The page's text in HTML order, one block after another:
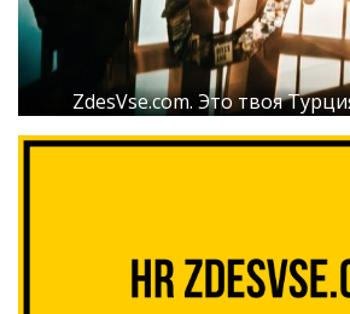
ZdesVse.com. Это твоя